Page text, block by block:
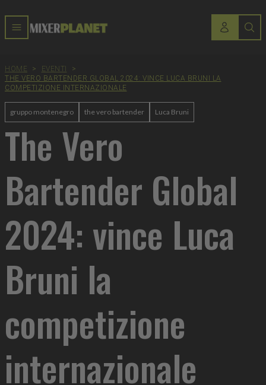
HOME > EVENTI
>
THE VERO BARTENDER GLOBAL 2024: VINCE LUCA BRUNI LA
COMPETIZIONE INTERNAZIONALE
gruppo montenegro the vero bartender Luca Bruni
The Vero
Bartender Global
2024: vince Luca
Bruni la
competizione
internazionale